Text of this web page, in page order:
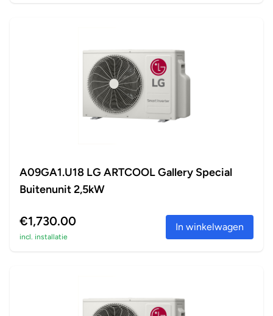
A09GA1.U18 LG ARTCOOL Gallery Special
Buitenunit 2,5kW
€1,730.00
incl. installatie
In winkelwagen